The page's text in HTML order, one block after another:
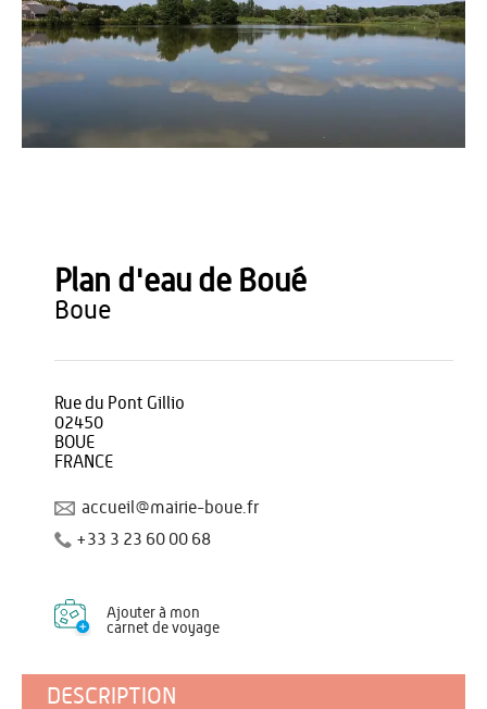
Office de Tourisme du Pays de Thiérache
Plan d'eau de Boué
boue
Rue du Pont Gillio
02450
BOUE
FRANCE
accueil@mairie-boue.fr
+33 3 23 60 00 68
Ajouter à mon
carnet de voyage
DESCRIPTION